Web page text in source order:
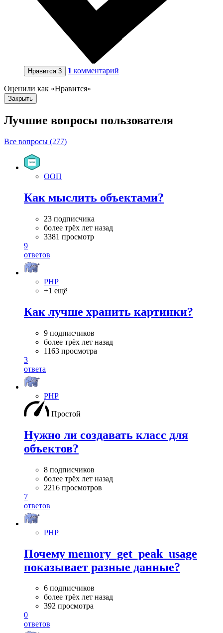
Нравится 3 1 комментарий
Оценили как «Нравится»
Закрыть
Лучшие вопросы пользователя
Все вопросы (277)
ООП
Как мыслить объектами?
23 подписчика
более трёх лет назад
3381 просмотр
9
ответов
PHP
+1 ещё
Как лучше хранить картинки?
9 подписчиков
более трёх лет назад
1163 просмотра
3
ответа
PHP
Простой
Нужно ли создавать класс для
объектов?
8 подписчиков
более трёх лет назад
2216 просмотров
7
ответов
PHP
Почему memory_get_peak_usage
показывает разные данные?
6 подписчиков
более трёх лет назад
392 просмотра
0
ответов